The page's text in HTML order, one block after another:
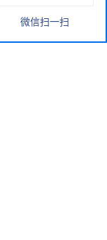
微信扫一扫